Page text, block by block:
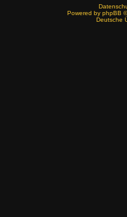
Powered by phpBB
Deutsche